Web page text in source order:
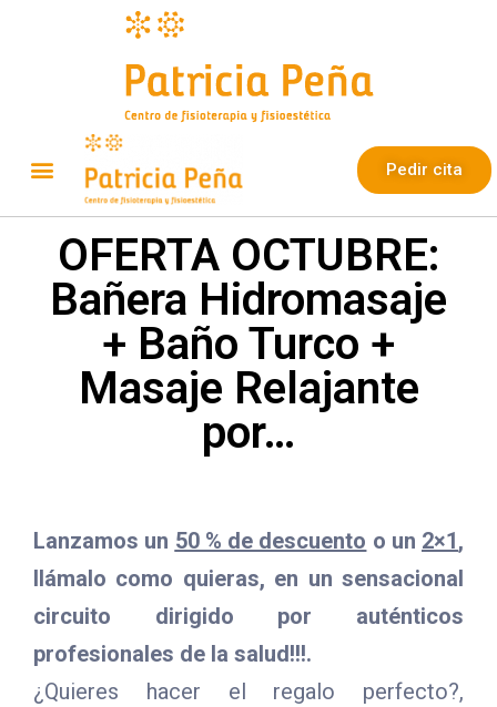
Pedir cita
OFERTA OCTUBRE:
Bañera Hidromasaje
+ Baño Turco +
Masaje Relajante
por…
Lanzamos un 50 % de descuento o un 2×1,
llámalo como quieras, en un sensacional
circuito dirigido por auténticos
profesionales de la salud!!!.
¿Quieres hacer el regalo perfecto?,